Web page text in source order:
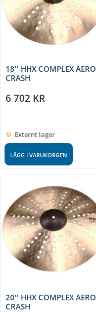
18'' HHX COMPLEX AERO
CRASH
6 702 KR
Externt lager
LÄGG I VARUKORGEN
20'' HHX COMPLEX AERO
CRASH